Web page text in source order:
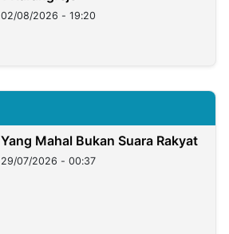
02/08/2026 - 19:20
Yang Mahal Bukan Suara Rakyat
29/07/2026 - 00:37